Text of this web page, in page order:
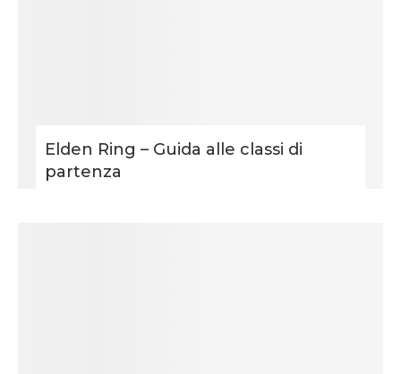
Elden Ring – Guida alle classi di
partenza